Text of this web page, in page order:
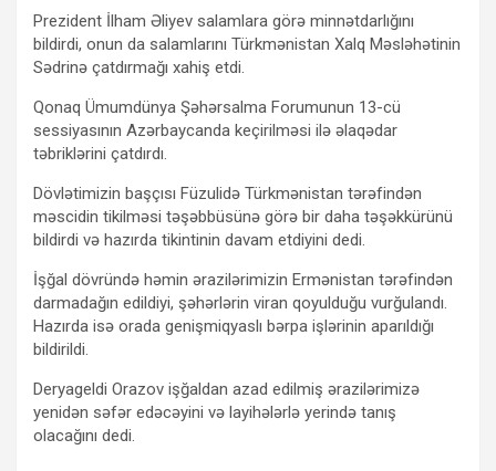
Prezident İlham Əliyev salamlara görə minnətdarlığını
bildirdi, onun da salamlarını Türkmənistan Xalq Məsləhətinin
Sədrinə çatdırmağı xahiş etdi.
Qonaq Ümumdünya Şəhərsalma Forumunun 13-cü
sessiyasının Azərbaycanda keçirilməsi ilə əlaqədar
təbriklərini çatdırdı.
Dövlətimizin başçısı Füzulidə Türkmənistan tərəfindən
məscidin tikilməsi təşəbbüsünə görə bir daha təşəkkürünü
bildirdi və hazırda tikintinin davam etdiyini dedi.
İşğal dövründə həmin ərazilərimizin Ermənistan tərəfindən
darmadağın edildiyi, şəhərlərin viran qoyulduğu vurğulandı.
Hazırda isə orada genişmiqyaslı bərpa işlərinin aparıldığı
bildirildi.
Deryageldi Orazov işğaldan azad edilmiş ərazilərimizə
yenidən səfər edəcəyini və layihələrlə yerində tanış
olacağını dedi.